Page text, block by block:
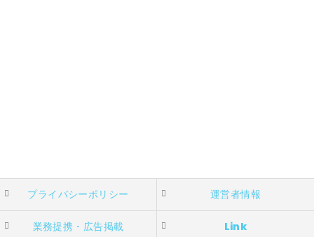
プライバシーポリシー 運営者情報
業務提携・広告掲載 Link